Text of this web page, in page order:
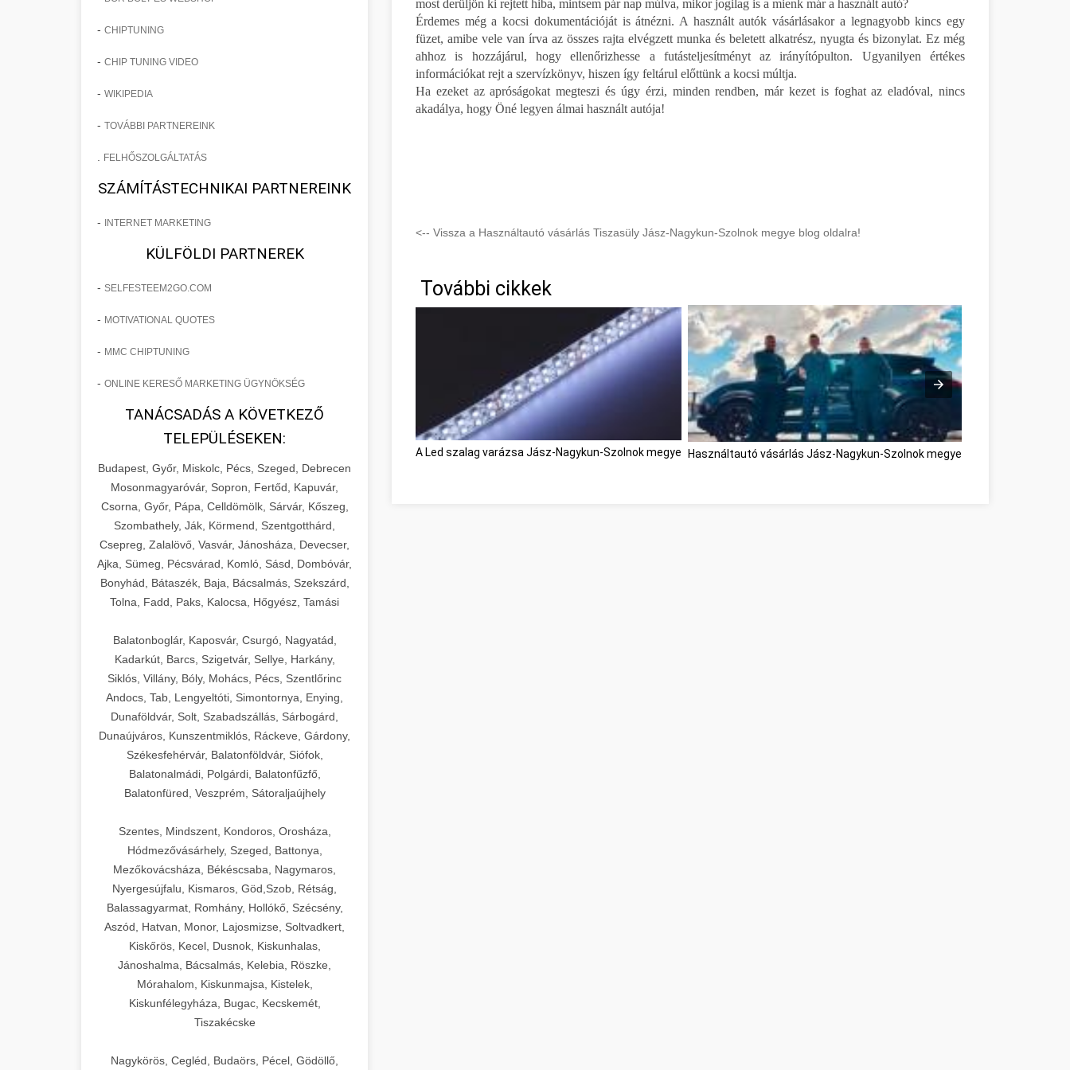
- CHIPTUNING
- CHIP TUNING VIDEO
- WIKIPEDIA
- TOVÁBBI PARTNEREINK
FELHŐSZOLGÁLTATÁS
SZÁMÍTÁSTECHNIKAI PARTNEREINK
- INTERNET MARKETING
KÜLFÖLDI PARTNEREK
- SELFESTEEM2GO.COM
- MOTIVATIONAL QUOTES
- MMC CHIPTUNING
- ONLINE KERESŐ MARKETING ÜGYNÖKSÉG
TANÁCSADÁS A KÖVETKEZŐ
TELEPÜLÉSEKEN:
Budapest, Győr, Miskolc, Pécs, Szeged, Debrecen
Mosonmagyaróvár, Sopron, Fertőd, Kapuvár,
Csorna, Győr, Pápa, Celldömölk, Sárvár, Kőszeg,
Szombathely, Ják, Körmend, Szentgotthárd,
Csepreg, Zalalövő, Vasvár, Jánosháza, Devecser,
Ajka, Sümeg, Pécsvárad, Komló, Sásd, Dombóvár,
Bonyhád, Bátaszék, Baja, Bácsalmás, Szekszárd,
Tolna, Fadd, Paks, Kalocsa, Hőgyész, Tamási
Balatonboglár, Kaposvár, Csurgó, Nagyatád,
Kadarkút, Barcs, Szigetvár, Sellye, Harkány,
Siklós, Villány, Bóly, Mohács, Pécs, Szentlőrinc
Andocs, Tab, Lengyeltóti, Simontornya, Enying,
Dunaföldvár, Solt, Szabadszállás, Sárbogárd,
Dunaújváros, Kunszentmiklós, Ráckeve, Gárdony,
Székesfehérvár, Balatonföldvár, Siófok,
Balatonalmádi, Polgárdi, Balatonfűzfő,
Balatonfüred, Veszprém, Sátoraljaújhely
Szentes, Mindszent, Kondoros, Orosháza,
Hódmezővásárhely, Szeged, Battonya,
Mezőkovácsháza, Békéscsaba, Nagymaros,
Nyergesújfalu, Kismaros, Göd,Szob, Rétság,
Balassagyarmat, Romhány, Hollókő, Szécsény,
Aszód, Hatvan, Monor, Lajosmizse, Soltvadkert,
Kiskőrös, Kecel, Dusnok, Kiskunhalas,
Jánoshalma, Bácsalmás, Kelebia, Röszke,
Mórahalom, Kiskunmajsa, Kistelek,
Kiskunfélegyháza, Bugac, Kecskemét,
Tiszakécske
Nagykörös, Cegléd, Budaörs, Pécel, Gödöllő,
most derüljön ki rejtett hiba, mintsem pár nap múlva, mikor jogilag is a mienk már a használt autó?
Érdemes még a kocsi dokumentációját is átnézni. A használt autók vásárlásakor a legnagyobb kincs egy
füzet, amibe vele van írva az összes rajta elvégzett munka és beletett alkatrész, nyugta és bizonylat. Ez még
ahhoz is hozzájárul, hogy ellenőrizhesse a futásteljesítményt az irányítópulton. Ugyanilyen értékes
információkat rejt a szervízkönyv, hiszen így feltárul előttünk a kocsi múltja.
Ha ezeket az apróságokat megteszi és úgy érzi, minden rendben, már kezet is foghat az eladóval, nincs
akadálya, hogy Öné legyen álmai használt autója!
<-- Vissza a Használtautó vásárlás Tiszasüly Jász-Nagykun-Szolnok megye blog oldalra!
További cikkek
A Led szalag varázsa Jász-Nagykun-Szolnok megye Használtautó vásárlás Jász-Nagykun-Szolnok megye